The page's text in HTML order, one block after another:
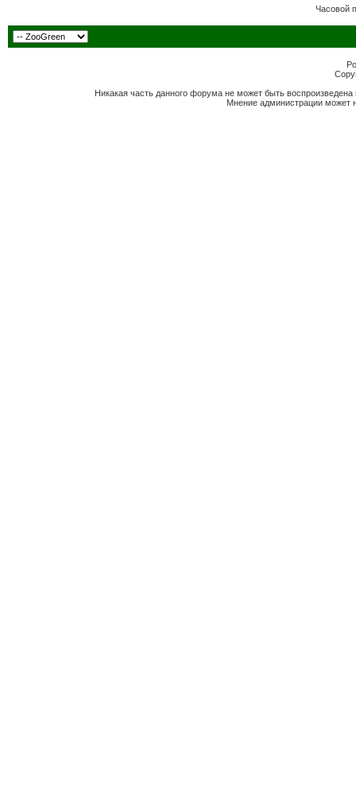
Часовой
Никакая часть данного форума не может быть
Мнение администрации может